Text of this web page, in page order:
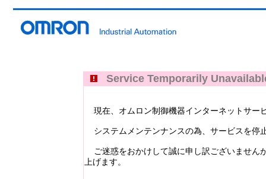
Service Temporarily
現在、オムロン制御機器インターネットサー
システムメンテンナンスの為、サービスを停
ご迷惑をおかけして誠に申し訳ございません
上げます。